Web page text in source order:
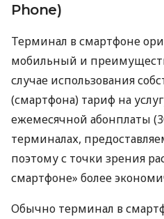
Phone)
Терминал в смартфоне
мобильный и
случае использования
(смартфона) тариф на
ежемесячной абонплаты
терминалах,
поэтому с точки зрения
смартфоне» более
Обычно терминал в